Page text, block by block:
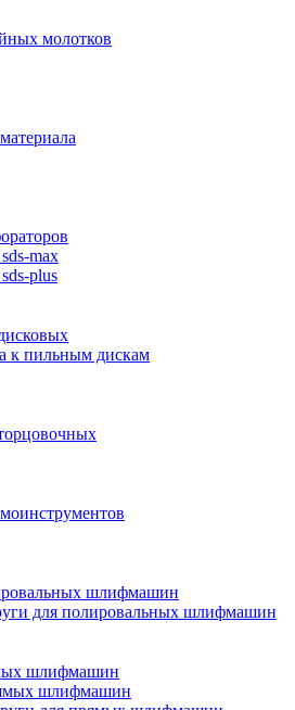
молотков
max
plus
к пильным дискам
шлифмашин
для полировальных шлифмашин
шлифмашин
шлифмашин